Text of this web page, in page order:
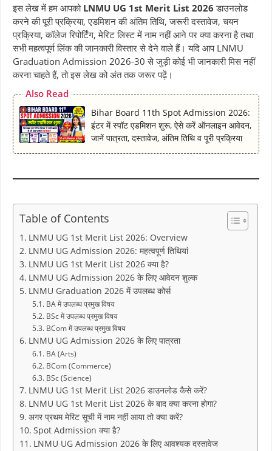
k
p
m
s
t
k
इस लेख में हम आपको LNMU UG 1st Merit List 2026 डाउनलोड
करने की पूरी प्रक्रिया, एडमिशन की अंतिम तिथि, जरूरी दस्तावेज, चयन
प्रक्रिया, कॉलेज रिपोर्टिंग, मेरिट लिस्ट में नाम नहीं आने पर क्या करना है तथा
सभी महत्वपूर्ण लिंक की जानकारी विस्तार से देने वाले हैं। यदि आप LNMU
Graduation Admission 2026-30 से जुड़ी कोई भी जानकारी मिस नहीं
करना चाहते हैं, तो इस लेख को अंत तक जरूर पढ़ें।
Also Read
Bihar Board 11th Spot Admission 2026:
इंटर में स्पॉट एडमिशन शुरू, ऐसे करें ऑनलाइन आवेदन,
जानें पात्रता, दस्तावेज, अंतिम तिथि व पूरी प्रक्रिया
Table of Contents
LNMU UG 1st Merit List 2026: Overview
LNMU UG Admission 2026: महत्वपूर्ण तिथियां
LNMU UG 1st Merit List 2026 क्या है?
LNMU UG Admission 2026 के लिए आवेदन शुल्क
LNMU Graduation 2026 में उपलब्ध कोर्स
BA में उपलब्ध प्रमुख विषय
BSc में उपलब्ध प्रमुख विषय
BCom में उपलब्ध प्रमुख विषय
LNMU UG Admission 2026 के लिए पात्रता
BA (Arts)
BCom (Commerce)
BSc (Science)
LNMU UG 1st Merit List 2026 डाउनलोड कैसे करें?
LNMU UG 1st Merit List 2026 के बाद क्या करना होगा?
अगर प्रथम मेरिट सूची में नाम नहीं आया तो क्या करें?
Spot Admission क्या है?
LNMU UG Admission 2026 के लिए आवश्यक दस्तावेज